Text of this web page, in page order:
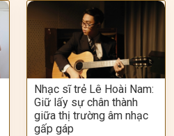
Nhạc sĩ trẻ Lê Hoài Nam:
Giữ lấy sự chân thành
giữa thị trường âm nhạc
gấp gáp